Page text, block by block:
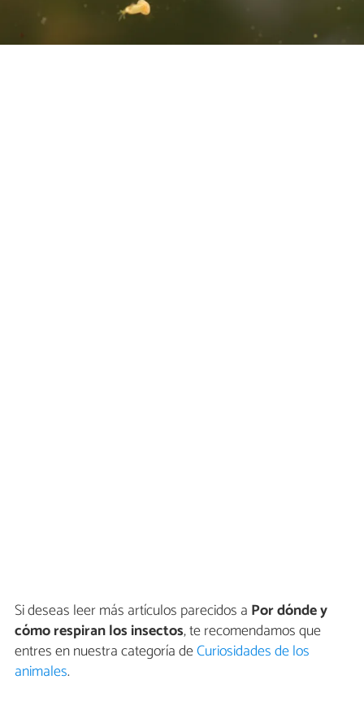
Si deseas leer más artículos parecidos a Por dónde y
cómo respiran los insectos, te recomendamos que
entres en nuestra categoría deCuriosidades de los
animales.